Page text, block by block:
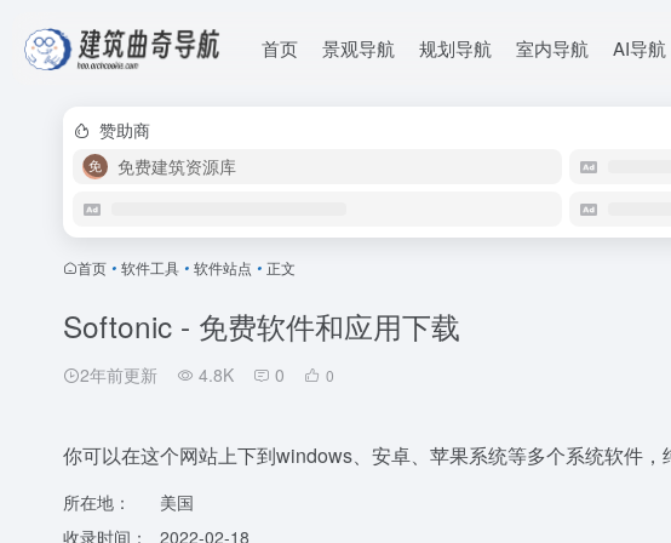
首页 景观导航 规划导航 室内导航 AI导航
赞助商
免费建筑资源库
首页 • 软件工具 • 软件站点 • 正文
Softonic - 免费软件和应用下载
2年前更新 4.8K 0 0
你可以在这个网站上下到windows、安卓、苹果系统等多个系统软件，
所在地：
美国
收录时间：
2022-02-18